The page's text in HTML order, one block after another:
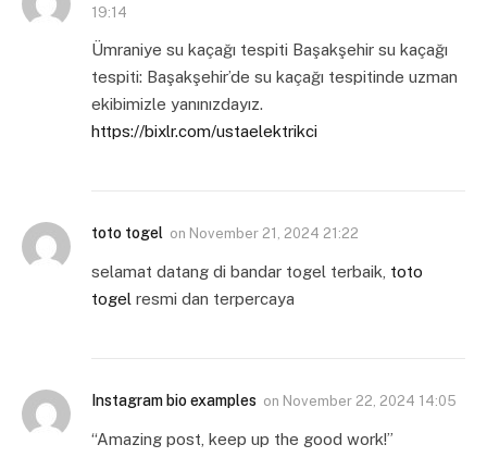
19:14
Ümraniye su kaçağı tespiti Başakşehir su kaçağı
tespiti: Başakşehir’de su kaçağı tespitinde uzman
ekibimizle yanınızdayız.
https://bixlr.com/ustaelektrikci
toto togel on November 21, 2024 21:22
selamat datang di bandar togel terbaik, toto
togel resmi dan terpercaya
Instagram bio examples on November 22, 2024 14:05
“Amazing post, keep up the good work!”